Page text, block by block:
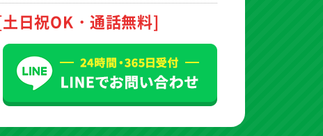
日祝OK・通話無料]